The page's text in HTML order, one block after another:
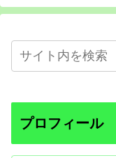
プロフィール